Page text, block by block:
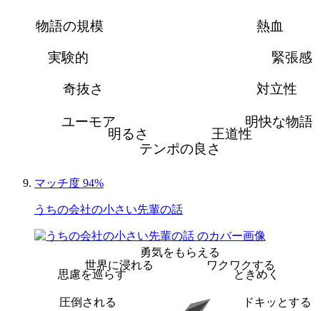
熱血
緊張感
対立性
明快な物語
王道性
テンポの良さ
明るさ
ユーモア
奇抜さ
実験的
物語の規模
マッチ度 94%
うちの会社の小さい先輩の話
勇気をもらえる
ワクワクする
ときめく
ドキッとする
圧倒される
思慮を巡らす
世界に浸れる